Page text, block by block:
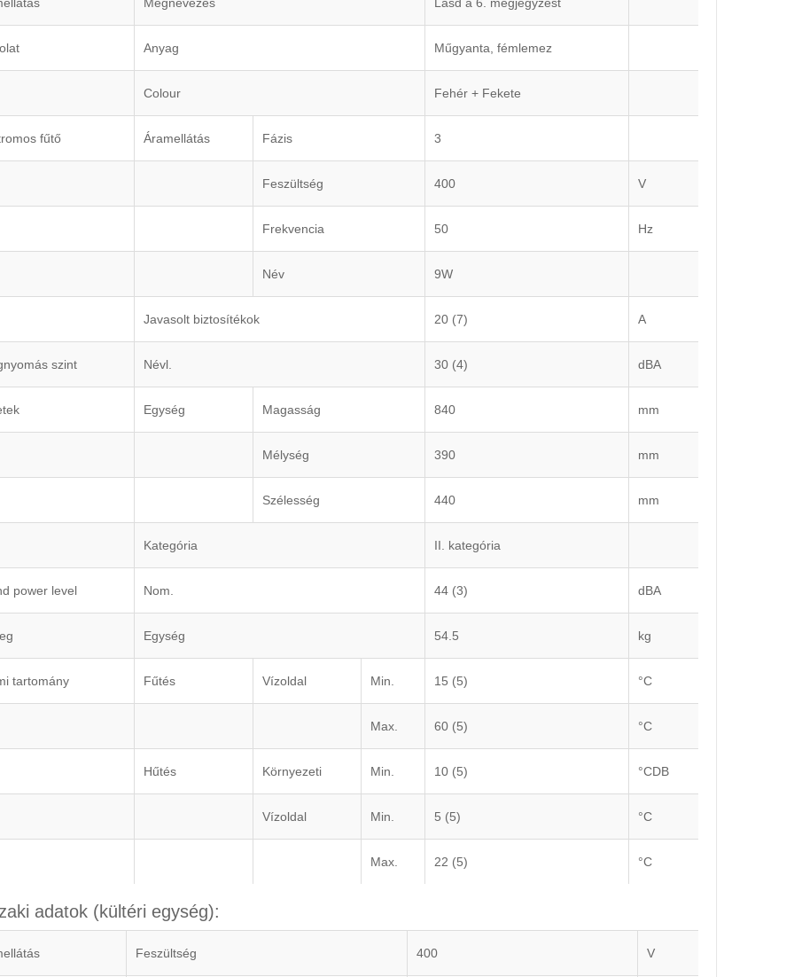
Megnevezés Lásd a 6. megjegyzést
Anyag Műgyanta, fémlemez
Colour Fehér + Fekete
fűtő Áramellátás Fázis 3
Feszültség 400 V
Frekvencia 50 Hz
Név 9W
Javasolt biztosítékok 20 (7) A
szint Névl. 30 (4) dBA
Egység Magasság 840 mm
Mélység 390 mm
Szélesség 440 mm
Kategória II. kategória
power level Nom. 44 (3) dBA
Egység 54.5 kg
tartomány Fűtés Vízoldal Min. 15 (5) °C
Max. 60 (5) °C
Hűtés Környezeti Min. 10 (5) °CDB
Vízoldal Min. 5 (5) °C
Max. 22 (5) °C
adatok (kültéri egység):
Feszültség 400 V